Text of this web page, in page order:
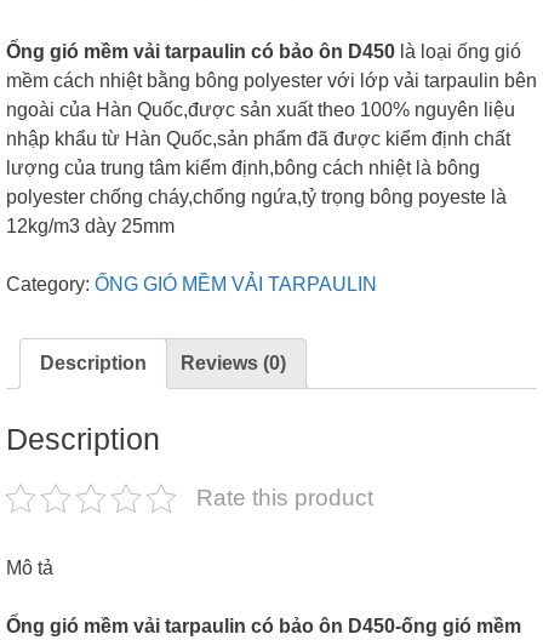
Ống gió mềm vải tarpaulin có bảo ôn D450 là loại ống gió
mềm cách nhiệt bằng bông polyester với lớp vải tarpaulin bên
ngoài của Hàn Quốc,được sản xuất theo 100% nguyên liệu
nhập khẩu từ Hàn Quốc,sản phẩm đã được kiểm định chất
lượng của trung tâm kiểm định,bông cách nhiệt là bông
polyester chống cháy,chống ngứa,tỷ trọng bông poyeste là
12kg/m3 dày 25mm
Category: ỐNG GIÓ MỀM VẢI TARPAULIN
Description Reviews (0)
Description
Rate this product
Mô tả
Ống gió mềm vải tarpaulin có bảo ôn D450-ống gió mềm